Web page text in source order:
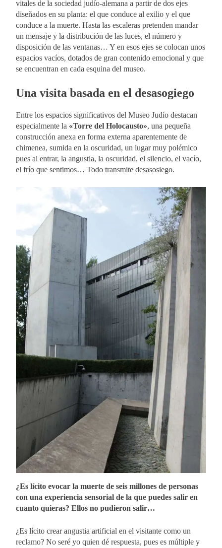
vitales de la sociedad judío-alemana a partir de dos ejes
diseñados en su planta: el que conduce al exilio y el que
conduce a la muerte. Hasta las escaleras pretenden mandar
un mensaje y la distribución de las luces, el número y
disposición de las ventanas… Y en esos ejes se colocan unos
espacios vacíos, dotados de gran contenido emocional y que
se encuentran en cada esquina del museo.
Una visita basada en el desasogiego
Entre los espacios significativos del Museo Judío destacan
especialmente la «Torre del Holocausto», una pequeña
construcción anexa en forma externa aparentemente de
chimenea, sumida en la oscuridad, un lugar muy polémico
pues al entrar, la angustia, la oscuridad, el silencio, el vacío,
el frío que sentimos… Todo transmite desasosiego.
¿Es lícito evocar la muerte de seis millones de personas
con una experiencia sensorial de la que puedes salir en
cuanto quieras? Ellos no pudieron salir…
¿Es lícito crear angustia artificial en el visitante como un
reclamo? No seré yo quien dé respuesta, pues es múltiple y